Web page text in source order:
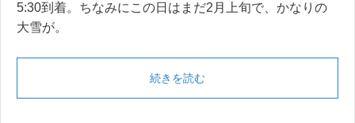
5:30到着。ちなみにこの日はまだ2月上旬で、かなりの
大雪が。
続きを読む